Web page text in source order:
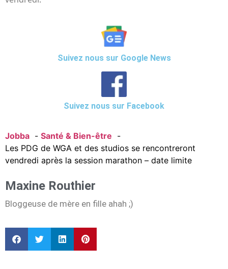
Suivez nous sur Google News
Suivez nous sur Facebook
Jobba
Santé & Bien-être
Les PDG de WGA et des studios se rencontreront
vendredi après la session marathon – date limite
Maxine Routhier
Bloggeuse de mère en fille ahah ;)